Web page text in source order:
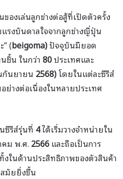
ของเล่นลูกข่างต่อสู้ที่เปิดตัวครั้ง
รงบันดาลใจจากลูกข่างญี่ปุ่น
(beigoma)ปัจจุบันมียอด
ชิ้น ในกว่า80ประเทศและ
กันยายน 2568)โดยในแต่ละซีรีส์
ย่างต่อเนื่องในหลายประเทศ
ซีรีส์รุ่นที่ 4ได้เริ่มวางจำหน่ายใน
ม พ.ศ. 2566และถือเป็นการ
ในด้านประสิทธิภาพของตัวสินค้า
มัยยิ่งขึ้น